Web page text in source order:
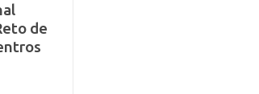
de